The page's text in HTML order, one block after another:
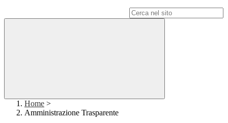
Home >
Amministrazione Trasparente